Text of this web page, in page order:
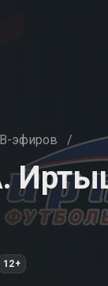
эфиров /
12+